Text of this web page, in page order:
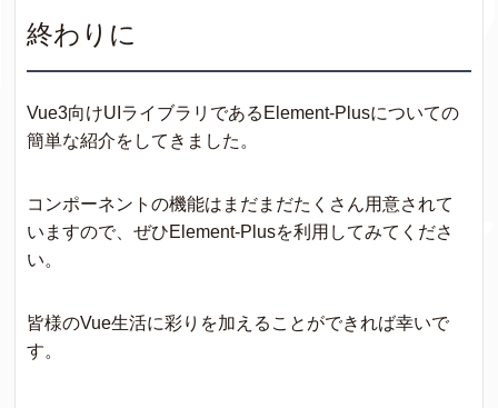
終わりに
Vue3向けUIライブラリであるElement-Plusについての
簡単な紹介をしてきました。
コンポーネントの機能はまだまだたくさん用意されて
いますので、ぜひElement-Plusを利用してみてくださ
い。
皆様のVue生活に彩りを加えることができれば幸いで
す。